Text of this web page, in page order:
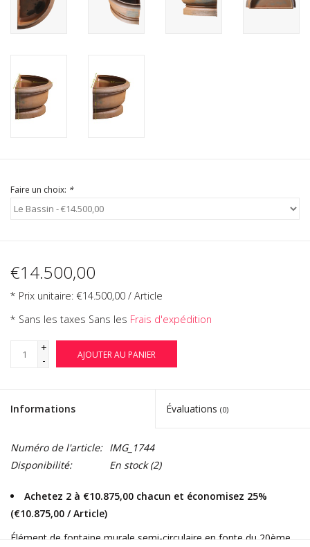
Faire un choix: *
€14.500,00
* Prix unitaire: €14.500,00 / Article
* Sans les taxes Sans les Frais d'expédition
+
-
AJOUTER AU PANIER
Informations Évaluations (0)
Numéro de l'article: IMG_1744
Disponibilité:
En stock(2)
Achetez 2 à €10.875,00 chacun et économisez 25%
(€10.875,00 / Article)
Élément de fontaine murale semi-circulaire en fonte du 20ème